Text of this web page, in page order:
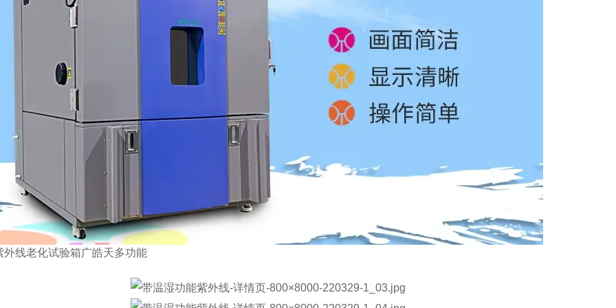
外线老化试验箱广皓天多功能